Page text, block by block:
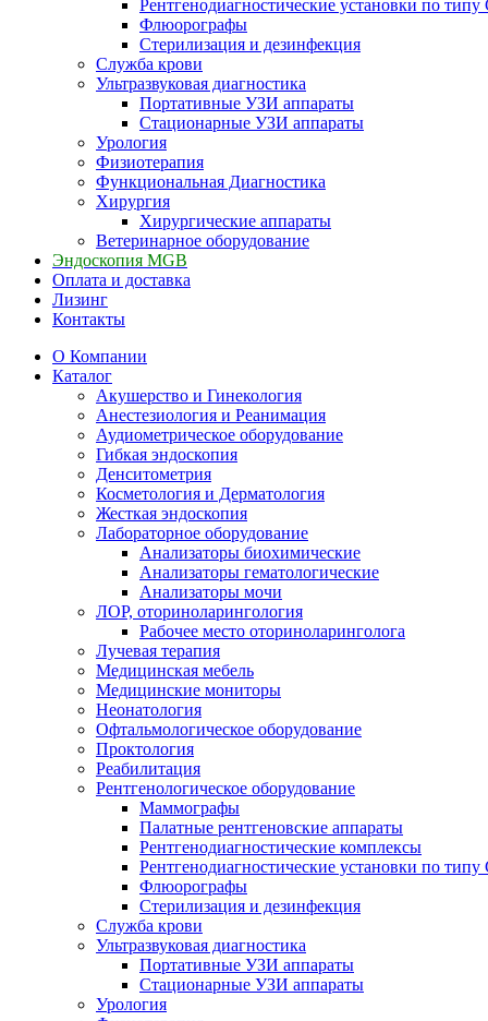
Рентгенодиагностические установки по типу
Флюорографы
Стерилизация и дезинфекция
Служба крови
Ультразвуковая диагностика
Портативные УЗИ аппараты
Стационарные УЗИ аппараты
Урология
Физиотерапия
Функциональная Диагностика
Хирургия
Хирургические аппараты
Ветеринарное оборудование
Эндоскопия MGB
Оплата и доставка
Лизинг
Контакты
О Компании
Каталог
Акушерство и Гинекология
Анестезиология и Реанимация
Аудиометрическое оборудование
Гибкая эндоскопия
Денситометрия
Косметология и Дерматология
Жесткая эндоскопия
Лабораторное оборудование
Анализаторы биохимические
Анализаторы гематологические
Анализаторы мочи
ЛОР, оториноларингология
Рабочее место оториноларинголога
Лучевая терапия
Медицинская мебель
Медицинские мониторы
Неонатология
Офтальмологическое оборудование
Проктология
Реабилитация
Рентгенологическое оборудование
Маммографы
Палатные рентгеновские аппараты
Рентгенодиагностические комплексы
Рентгенодиагностические установки по типу
Флюорографы
Стерилизация и дезинфекция
Служба крови
Ультразвуковая диагностика
Портативные УЗИ аппараты
Стационарные УЗИ аппараты
Урология